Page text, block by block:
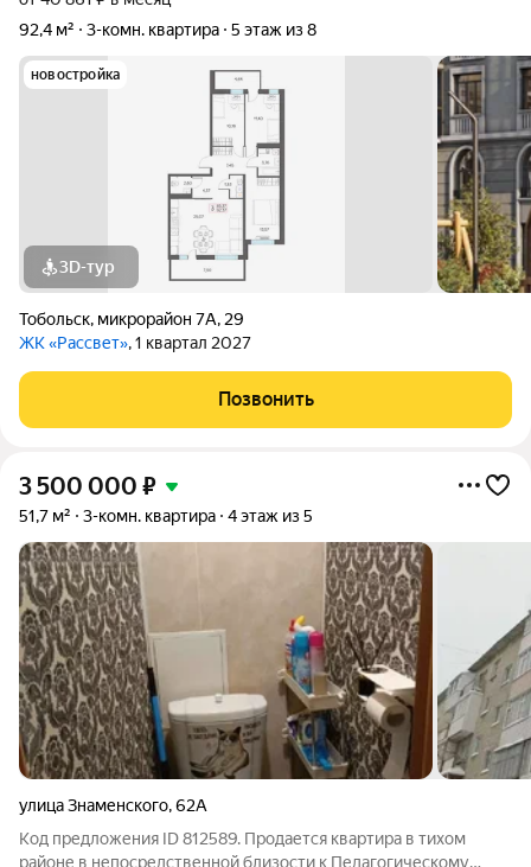
92,4 м²
3-комн. квартира 5 этаж из 8
новостройка
3D-тур
Тобольск, микрорайон 7А, 29
ЖК «Рассвет», 1 квартал 2027
Позвонить
3 500 000 ₽
51,7 м² 3-комн. квартира 4 этаж из 5
улица Знаменского,62А
Код предложения ID 812589. Продается квартира в тихом
районе в непосредственной близости к Педагогическому